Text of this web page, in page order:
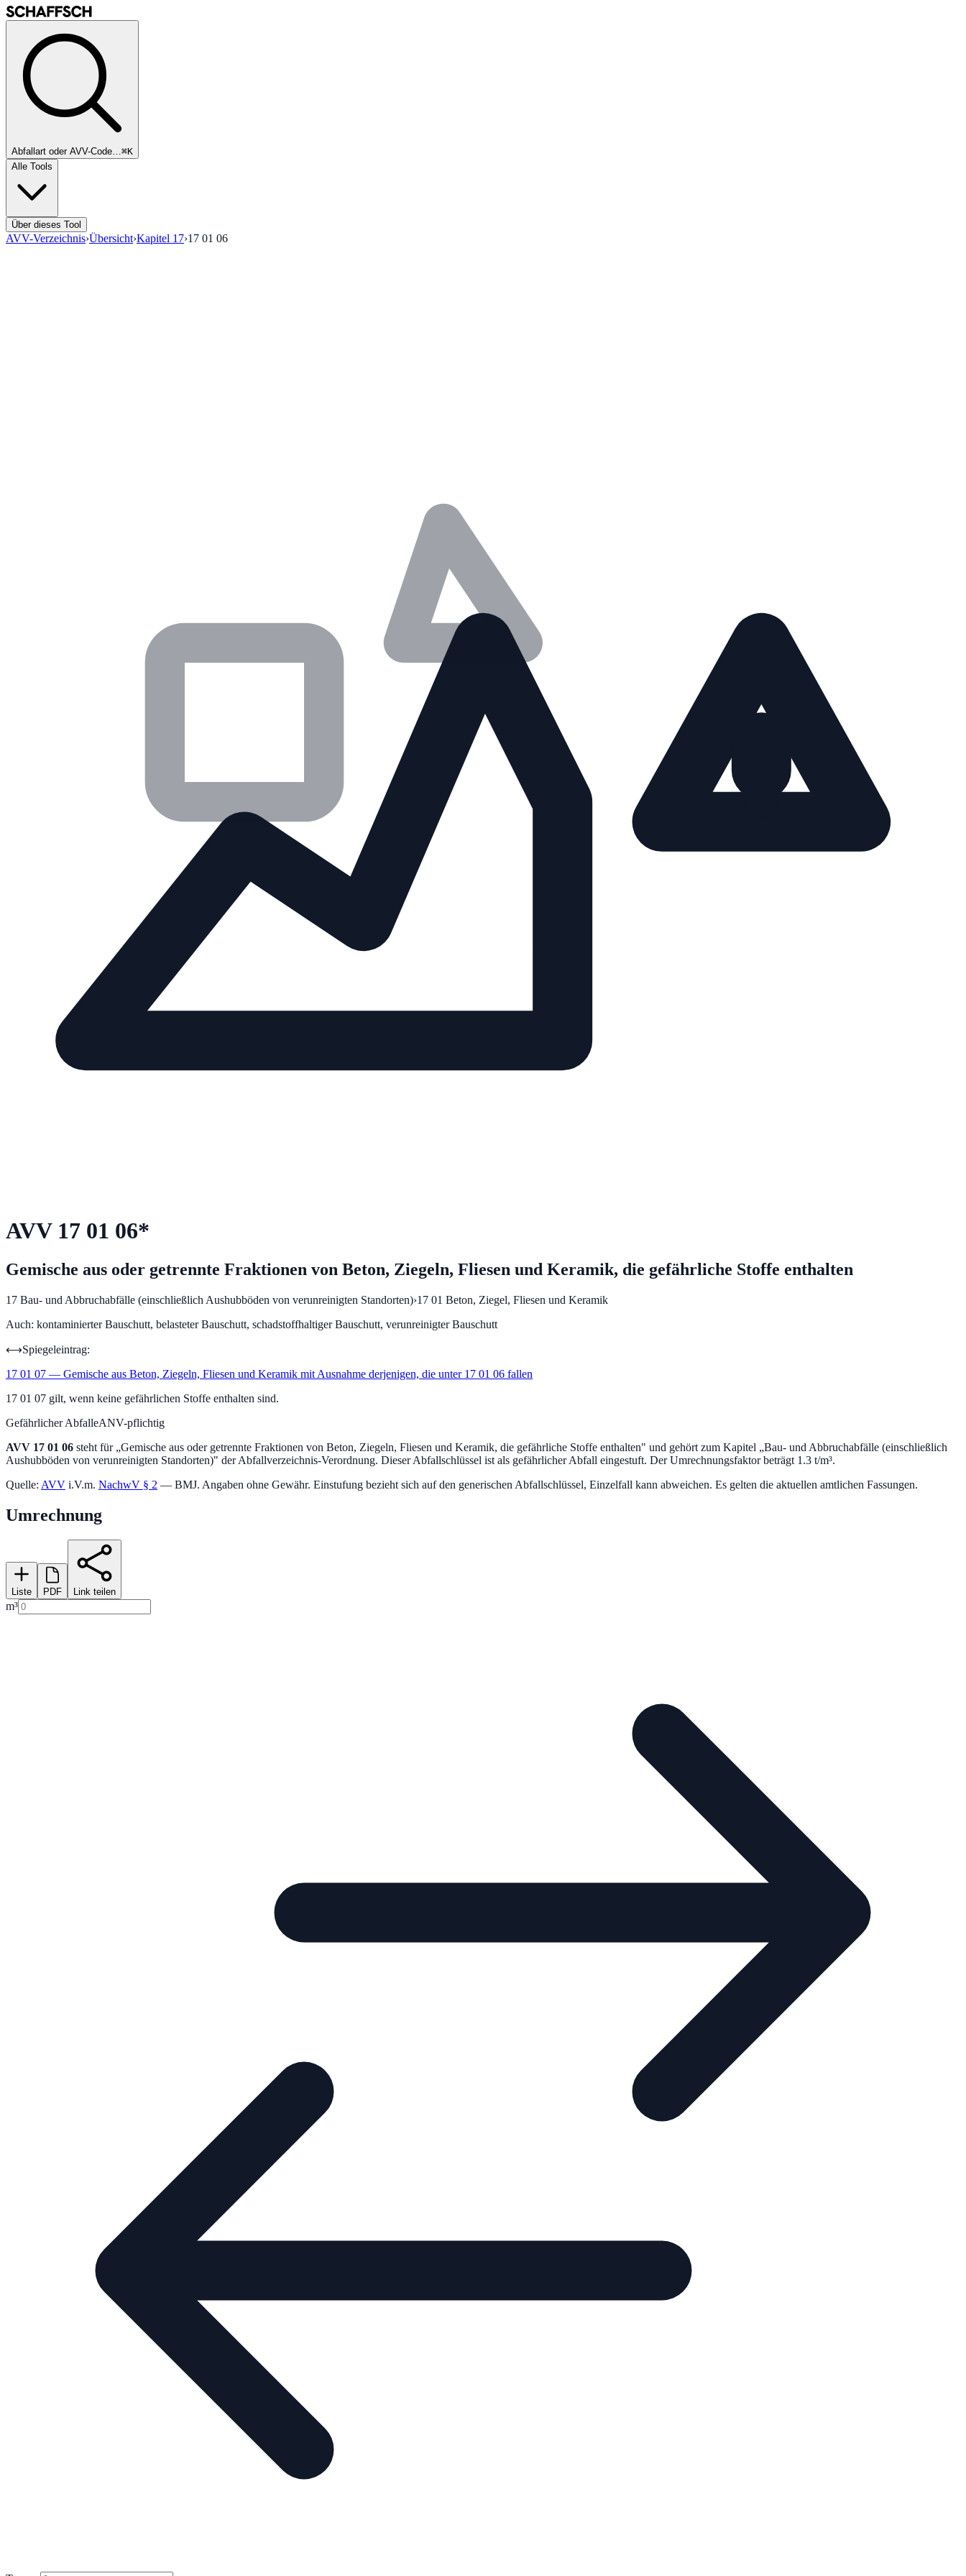
Abfallart oder AVV-Code…⌘K
Alle Tools
Über dieses Tool
AVV-Verzeichnis›Übersicht›Kapitel 17›17 01 06
AVV 17 01 06*
Gemische aus oder getrennte Fraktionen von Beton, Ziegeln, Fliesen und Keramik, die gefährliche Stoffe enthalten
17 Bau- und Abbruchabfälle (einschließlich Aushubböden von verunreinigten Standorten)›17 01 Beton, Ziegel, Fliesen und Keramik
Auch: kontaminierter Bauschutt, belasteter Bauschutt, schadstoffhaltiger Bauschutt, verunreinigter Bauschutt
⟷Spiegeleintrag:
17 01 07 — Gemische aus Beton, Ziegeln, Fliesen und Keramik mit Ausnahme derjenigen, die unter 17 01 06 fallen
17 01 07 gilt, wenn keine gefährlichen Stoffe enthalten sind.
Gefährlicher AbfalleANV-pflichtig
AVV 17 01 06 steht für „Gemische aus oder getrennte Fraktionen von Beton, Ziegeln, Fliesen und Keramik, die gefährliche Stoffe enthalten" und gehört zum Kapitel „Bau- und Abbruchabfälle (einschließlich
Aushubböden von verunreinigten Standorten)" der Abfallverzeichnis-Verordnung. Dieser Abfallschlüssel ist als gefährlicher Abfall eingestuft. Der Umrechnungsfaktor beträgt 1.3 t/m³.
Quelle: AVV i.V.m. NachwV § 2 — BMJ. Angaben ohne Gewähr. Einstufung bezieht sich auf den generischen Abfallschlüssel, Einzelfall kann abweichen. Es gelten die aktuellen amtlichen Fassungen.
Umrechnung
Liste PDF Link teilen
m³